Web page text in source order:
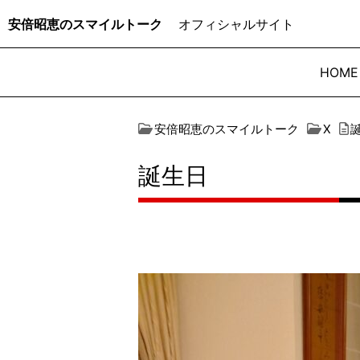
安倍昭恵のスマイルトーク オフィシャルサイト
HOME
安倍昭恵のスマイルトーク X
誕生日